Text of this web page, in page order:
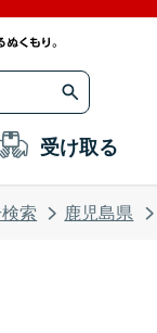
受け取る
索 鹿児島県